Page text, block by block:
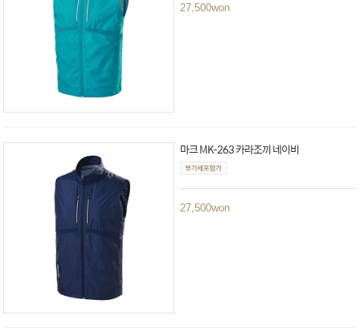
27,500won
마크 MK-263 카라조끼 네이비
27,500won